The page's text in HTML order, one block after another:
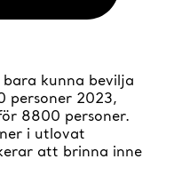
kunna bevilja
personer 2023,
8800 personer.
i utlovat
att brinna inne